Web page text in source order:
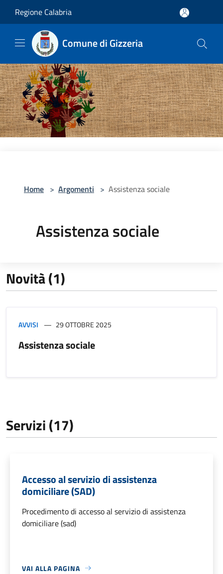
Regione Calabria
Comune di Gizzeria
Home > Argomenti > Assistenza sociale
Assistenza sociale
Novità (1)
AVVISI 29 OTTOBRE 2025
Assistenza sociale
Servizi (17)
Accesso al servizio di assistenza
domiciliare (SAD)
Procedimento di accesso al servizio di assistenza
domiciliare (sad)
VAI ALLA PAGINA